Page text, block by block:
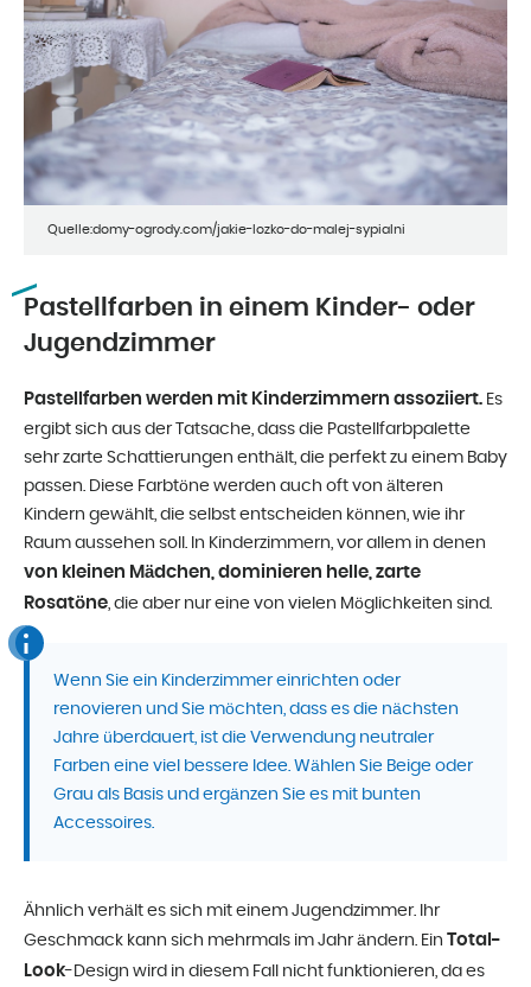
Quelle:domy-ogrody.com/jakie-lozko-do-malej-sypialni
Pastellfarben in einem Kinder- oder
Jugendzimmer
Pastellfarben werden mit Kinderzimmern assoziiert. Es
ergibt sich aus der Tatsache, dass die Pastellfarbpalette
sehr zarte Schattierungen enthält, die perfekt zu einem Baby
passen. Diese Farbtöne werden auch oft von älteren
Kindern gewählt, die selbst entscheiden können, wie ihr
Raum aussehen soll. In Kinderzimmern, vor allem in denen
von kleinen Mädchen, dominieren helle, zarte
Rosatöne , die aber nur eine von vielen Möglichkeiten sind.
Wenn Sie ein Kinderzimmer einrichten oder
renovieren und Sie möchten, dass es die nächsten
Jahre überdauert, ist die Verwendung neutraler
Farben eine viel bessere Idee. Wählen Sie Beige oder
Grau als Basis und ergänzen Sie es mit bunten
Accessoires.
Ähnlich verhält es sich mit einem Jugendzimmer. Ihr
Geschmack kann sich mehrmals im Jahr ändern. Ein Total-
Look-Design wird in diesem Fall nicht funktionieren, da es